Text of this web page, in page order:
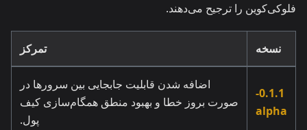
فلوکی‌کوین را ترجیح می‌دهند.
نسخه تمرکز
0.1.1-
alpha
اضافه شدن قابلیت جابجایی بین سرورها در
صورت بروز خطا و بهبود منطق همگام‌سازی کیف
پول.